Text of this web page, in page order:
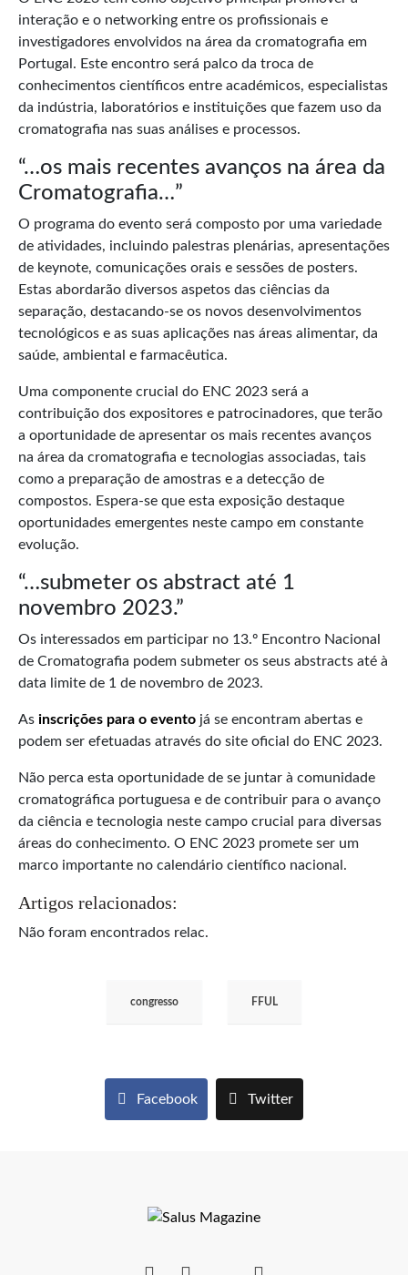
interação e o networking entre os profissionais e
investigadores envolvidos na área da cromatografia em
Portugal. Este encontro será palco da troca de
conhecimentos científicos entre académicos, especialistas
da indústria, laboratórios e instituições que fazem uso da
cromatografia nas suas análises e processos.
“…os mais recentes avanços na área da
Cromatografia…”
O programa do evento será composto por uma variedade
de atividades, incluindo palestras plenárias, apresentações
de keynote, comunicações orais e sessões de posters.
Estas abordarão diversos aspetos das ciências da
separação, destacando-se os novos desenvolvimentos
tecnológicos e as suas aplicações nas áreas alimentar, da
saúde, ambiental e farmacêutica.
Uma componente crucial do ENC 2023 será a
contribuição dos expositores e patrocinadores, que terão
a oportunidade de apresentar os mais recentes avanços
na área da cromatografia e tecnologias associadas, tais
como a preparação de amostras e a detecção de
compostos. Espera-se que esta exposição destaque
oportunidades emergentes neste campo em constante
evolução.
“…submeter os abstract até 1
novembro 2023.”
Os interessados em participar no 13.º Encontro Nacional
de Cromatografia podem submeter os seus abstracts até à
data limite de 1 de novembro de 2023.
As inscrições para o evento já se encontram abertas e
podem ser efetuadas através do site oficial do ENC 2023.
Não perca esta oportunidade de se juntar à comunidade
cromatográfica portuguesa e de contribuir para o avanço
da ciência e tecnologia neste campo crucial para diversas
áreas do conhecimento. O ENC 2023 promete ser um
marco importante no calendário científico nacional.
Artigos relacionados:
Não foram encontrados relac.
congresso FFUL
Facebook Twitter